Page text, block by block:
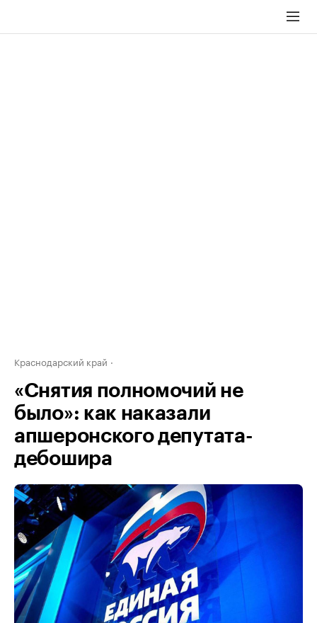
Краснодарский край
«Снятия полномочий не
было»: как наказали
апшеронского депутата-
дебошира